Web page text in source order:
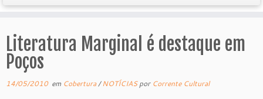
Literatura Marginal é destaque em
Poços
14/05/2010em Cobertura/NOTÍCIASpor Corrente Cultural